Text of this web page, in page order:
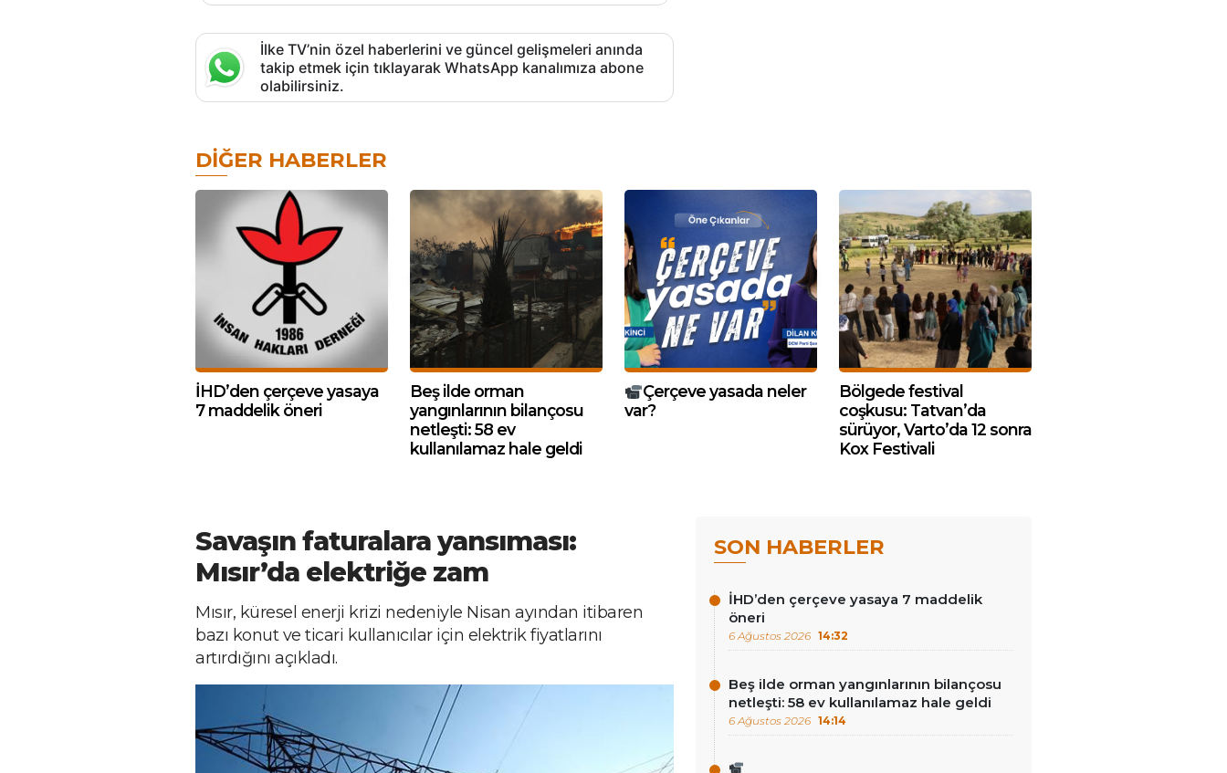
İlke TV’nin özel haberlerini ve güncel gelişmeleri anında
takip etmek için tıklayarak WhatsApp kanalımıza abone
olabilirsiniz.
DIĞER HABERLER
İHD’den çerçeve yasaya
7 maddelik öneri
Beş ilde orman
yangınlarının bilançosu
netleşti: 58 ev
kullanılamaz hale geldi
Çerçeve yasada neler
var?
Bölgede festival
coşkusu: Tatvan’da
sürüyor, Varto’da 12 sonra
Kox Festivali
Savaşın faturalara yansıması:
Mısır’da elektriğe zam
Mısır, küresel enerji krizi nedeniyle Nisan ayından itibaren
bazı konut ve ticari kullanıcılar için elektrik fiyatlarını
artırdığını açıkladı.
SON HABERLER
İHD’den çerçeve yasaya 7 maddelik
öneri
6 Ağustos 2026 14:32
Beş ilde orman yangınlarının bilançosu
netleşti: 58 ev kullanılamaz hale geldi
6 Ağustos 2026 14:14